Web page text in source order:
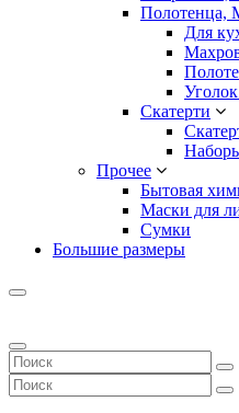
Полотенца,
Для
Скатерти
Прочее
Бытовая
Маски для
Сумки
Большие размеры